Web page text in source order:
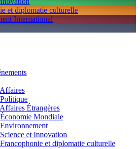
et diplomatie culturelle
International
Étrangères
Mondiale
et Innovation
et diplomatie culturelle